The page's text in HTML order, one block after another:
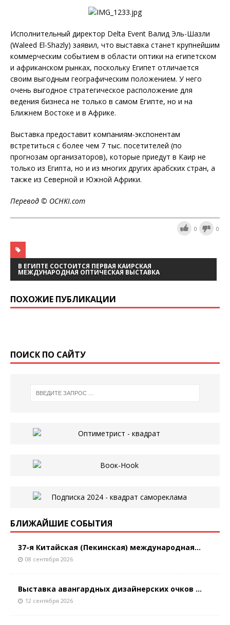
Исполнительный директор Delta Event Валид Эль-Шазли
(Waleed El-Shazly) заявил, что выставка станет крупнейшим
коммерческим событием в области оптики на египетском
и африканском рынках, поскольку Египет отличается
своим выгодным географическим положением. У него
очень выгодное стратегическое расположение для
ведения бизнеса не только в самом Египте, но и на
Ближнем Востоке и в Африке.
Выставка предоставит компаниям-экспонентам
встретиться с более чем 7 тыс. посетителей (по
прогнозам организаторов), которые приедут в Каир не
только из Египта, но и из многих других арабских стран, а
также из Северной и Южной Африки.
Перевод © OCHKI.com
0 0
В ЕГИПТЕ СОСТОИТСЯ ПЕРВАЯ КАИРСКАЯ
МЕЖДУНАРОДНАЯ ОПТИЧЕСКАЯ ВЫСТАВКА
ПОХОЖИЕ ПУБЛИКАЦИИ
ПОИСК ПО САЙТУ
БЛИЖАЙШИЕ СОБЫТИЯ
37-я Китайская (Пекинская) международная...
08 сентября 2026
Выставка авангардных дизайнерских очков ...
12 сентября 2026